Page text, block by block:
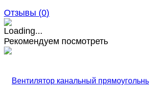
Отзывы (0)
Рекомендуем посмотреть